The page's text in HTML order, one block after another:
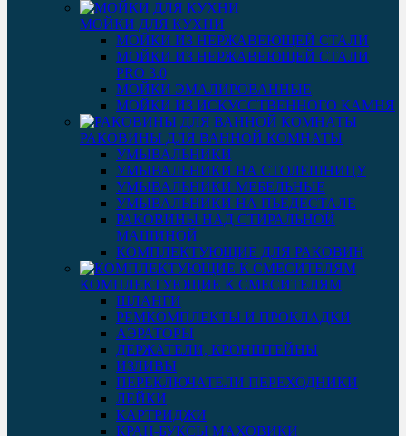
МОЙКИ ДЛЯ КУХНИ
МОЙКИ ИЗ НЕРЖАВЕЮЩЕЙ СТАЛИ
МОЙКИ ИЗ НЕРЖАВЕЮЩЕЙ СТАЛИ
PRO 3.0
МОЙКИ ЭМАЛИРОВАННЫЕ
МОЙКИ ИЗ ИСКУССТВЕННОГО КАМНЯ
РАКОВИНЫ ДЛЯ ВАННОЙ КОМНАТЫ
УМЫВАЛЬНИКИ
УМЫВАЛЬНИКИ НА СТОЛЕШНИЦУ
УМЫВАЛЬНИКИ МЕБЕЛЬНЫЕ
УМЫВАЛЬНИКИ НА ПЬЕДЕСТАЛЕ
РАКОВИНЫ НАД СТИРАЛЬНОЙ
МАШИНОЙ
КОМПЛЕКТУЮЩИЕ ДЛЯ РАКОВИН
КОМПЛЕКТУЮЩИЕ К СМЕСИТЕЛЯМ
ШЛАНГИ
РЕМКОМПЛЕКТЫ И ПРОКЛАДКИ
АЭРАТОРЫ
ДЕРЖАТЕЛИ, КРОНШТЕЙНЫ
ИЗЛИВЫ
ПЕРЕКЛЮЧАТЕЛИ ПЕРЕХОДНИКИ
ЛЕЙКИ
КАРТРИДЖИ
КРАН-БУКСЫ МАХОВИКИ